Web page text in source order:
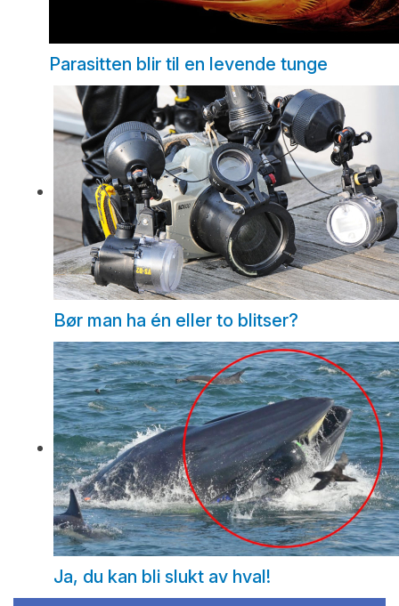
Parasitten blir til en levende tunge
Bør man ha én eller to blitser?
Ja, du kan bli slukt av hval!